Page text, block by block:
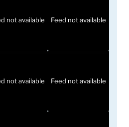
not available Feed not available
not available Feed not available